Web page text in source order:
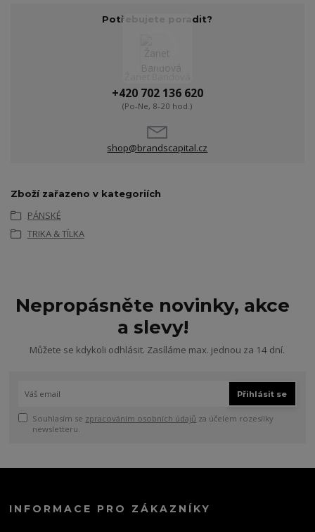
Potřebujete poradit?
+420 702 136 620
(Po-Ne, 8-20 hod.)
shop@brandscapital.cz
Zboží zařazeno v kategoriích
PÁNSKÉ
TRIKA & TÍLKA
Nepropásněte novinky, akce
a slevy!
Můžete se kdykoli odhlásit. Zasíláme max. jednou za 14 dní.
Přihlásit se
Souhlasím se zpracováním osobních údajů za účelem rozesílky
newsletteru.
INFORMACE PRO ZÁKAZNÍKY